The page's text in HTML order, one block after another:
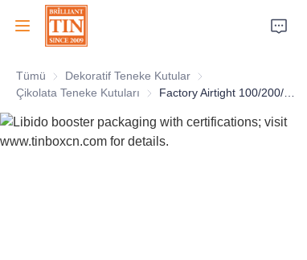
Tümü Dekoratif Teneke Kutular Dekoratif Teneke
Çikolata Teneke Kutuları Çikolata Teneke Kutuları
Ana Sayfa
Şirket